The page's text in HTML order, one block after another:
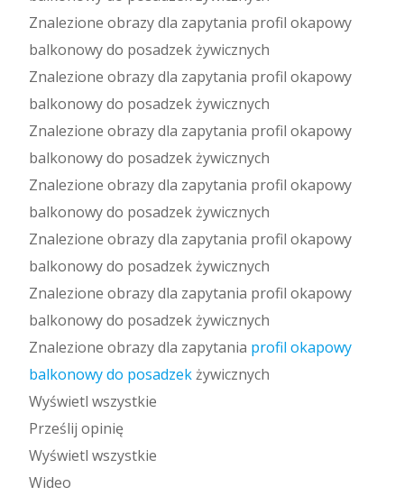
Znalezione obrazy dla zapytania profil okapowy
balkonowy do posadzek żywicznych
Znalezione obrazy dla zapytania profil okapowy
balkonowy do posadzek żywicznych
Znalezione obrazy dla zapytania profil okapowy
balkonowy do posadzek żywicznych
Znalezione obrazy dla zapytania profil okapowy
balkonowy do posadzek żywicznych
Znalezione obrazy dla zapytania profil okapowy
balkonowy do posadzek żywicznych
Znalezione obrazy dla zapytania profil okapowy
balkonowy do posadzek żywicznych
Znalezione obrazy dla zapytania profil okapowy
balkonowy do posadzekżywicznych
Wyświetl wszystkie
Prześlij opinię
Wyświetl wszystkie
Wideo